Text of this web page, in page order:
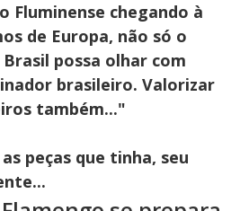
Fluminense chegando à
de Europa, não só o
possa olhar com
brasileiro. Valorizar
também..."
peças que tinha, seu